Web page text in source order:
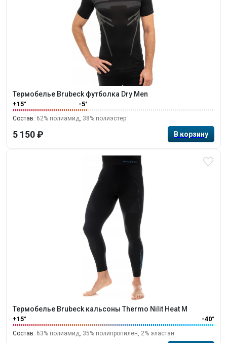
Термобелье Brubeck футболка Dry Men
+15° -5°
Состав: 62% полиамид, 38% полиэстер
5 150 ₽
Термобелье Brubeck кальсоны Thermo Nilit Heat M
+15° -40°
Состав: 63% полиамид, 35% полипропилен, 2% эластан